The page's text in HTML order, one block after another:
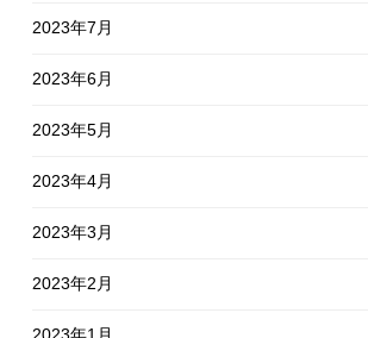
2023年7月
2023年6月
2023年5月
2023年4月
2023年3月
2023年2月